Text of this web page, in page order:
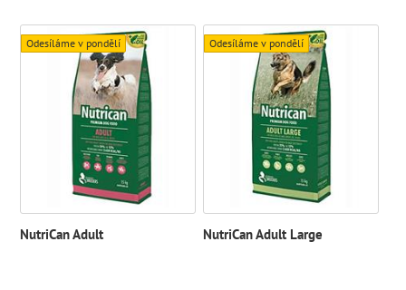
Odesíláme v pondělí
NutriCan Adult
Odesíláme v pondělí
NutriCan Adult Large